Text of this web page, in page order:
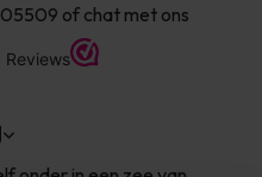
of chat met ons